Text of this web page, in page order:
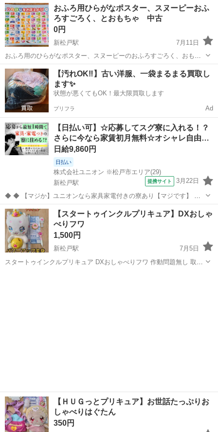
千葉 松戸市 新松戸駅 おもちゃ キーホルダー
おふろ用ひらがなポスター、スヌーピーおふ
ろすごろく、とおもちゃ 中古
0円
新松戸駅
7月11日
おふろ用のひらがなポスター、スヌーピーのおふろすごろく、おもち
ゃを無料で譲ります。一つだけの譲渡も可能です。 写真１枚目 ひら
がなポスター、カビもなくきれいな状態です。 写真２枚目 破れが一
箇所あります。 写真３枚...
千葉 松戸市 新松戸駅 パズル
【汚れOK‼️】古い洋服、一袋まるまる買取し
ます✨
状態が悪くてもOK！最大限買取します
プリフラ Ad
【日払い可】☆応募してスグ寮に入れる！？
さらに今なら家賃初月無料☆オシャレ自由…
日給9,860円
日払い
株式会社ユニオン ※松戸市エリア(29)
新松戸駅
提携サイト 3月22日
◆ ◆ 【マジか】ユニオンなら家具家電付きの寮あり【マジです】 家
具も家電もしっかり揃った個人寮をご用意！ さらに、今なら家賃が初
月無料です♪ ここだけの話…携帯なければお貸しできます 自分らしく
働こう♪ 髪色髪型自由...
千葉 松戸市 新松戸駅 警備員
【スタートゥインクルプリキュア】DXおしゃ
べりフワ
1,500円
新松戸駅
7月5日
スタートゥインクルプリキュア DXおしゃべりフワ 作動問題無し 取説
【ＨＵＧっとプリキュア】お世話たっぷりお
しゃべりはぐたん
350円